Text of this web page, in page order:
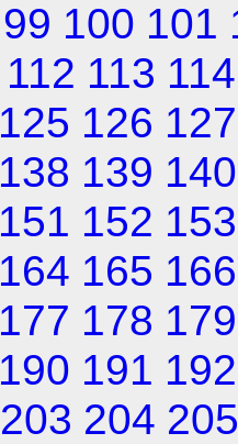
99 100 101
112 113 114
125 126 127
138 139 140
151 152 153
164 165 166
177 178 179
190 191 192
203 204 205